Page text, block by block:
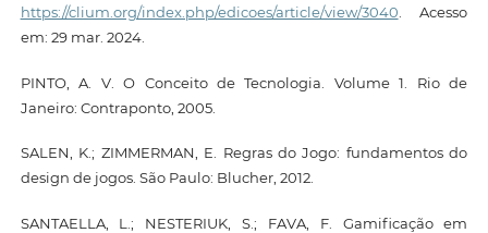
https://clium.org/index.php/edicoes/article/view/3040 . Acesso
em: 29 mar. 2024.
PINTO, A. V. O Conceito de Tecnologia. Volume 1. Rio de
Janeiro: Contraponto, 2005.
SALEN, K.; ZIMMERMAN, E. Regras do Jogo: fundamentos do
design de jogos. São Paulo: Blucher, 2012.
SANTAELLA, L.; NESTERIUK, S.; FAVA, F. Gamificação em